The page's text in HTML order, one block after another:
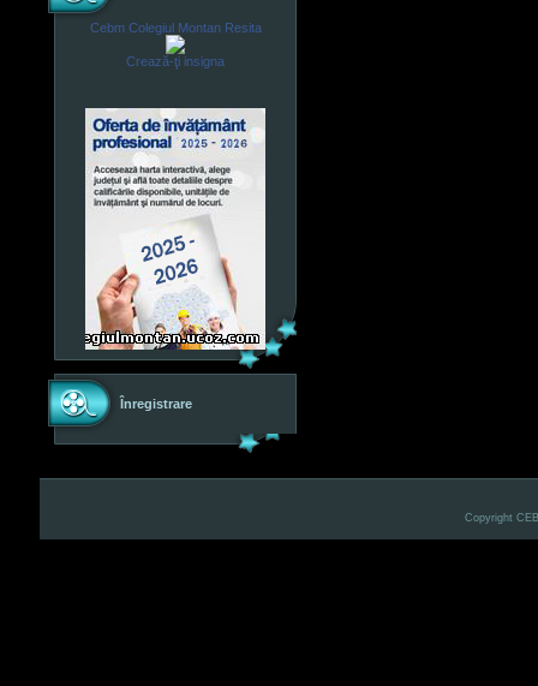
Cebm Colegiul Montan Resita
Crează-ţi insigna
Înregistrare
Copyright